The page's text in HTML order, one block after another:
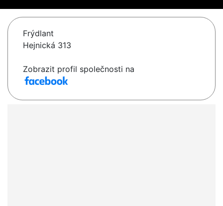
Frýdlant
Hejnická 313
Zobrazit profil společnosti na